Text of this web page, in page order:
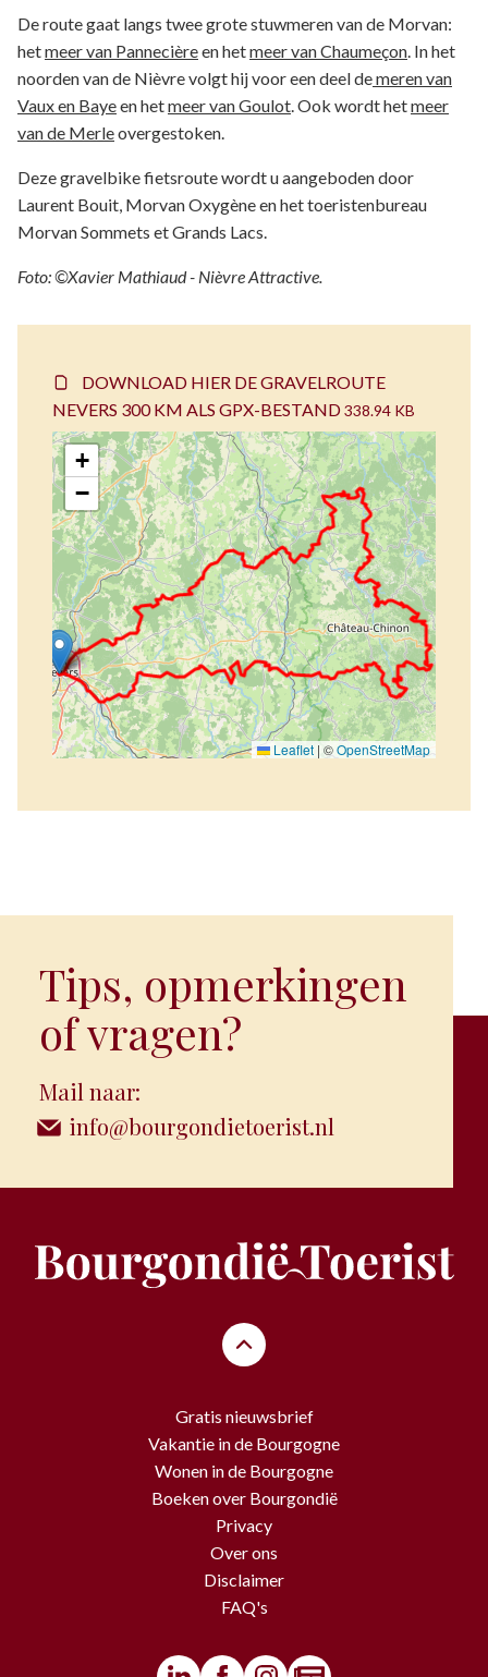
De route gaat langs twee grote stuwmeren van de Morvan:
hetmeer van Pannecièreen hetmeer van Chaumeçon . In het
noorden van de Nièvre volgt hij voor een deel demeren van
Vaux en Bayeen hetmeer van Goulot . Ook wordt hetmeer
van de Merleovergestoken.
Deze gravelbike fietsroute wordt u aangeboden door
Laurent Bouit, Morvan Oxygène en het toeristenbureau
Morvan Sommets et Grands Lacs.
Foto: ©Xavier Mathiaud - Nièvre Attractive.
DOWNLOAD HIER DE GRAVELROUTE
NEVERS 300 KM ALS GPX-BESTAND338.94 KB
+
−
Leaflet | ©OpenStreetMap
Tips, opmerkingen
of vragen?
Mail naar:
info@bourgondietoerist.nl
Gratis nieuwsbrief
Vakantie in de Bourgogne
Wonen in de Bourgogne
Boeken over Bourgondië
Privacy
Over ons
Disclaimer
FAQ's